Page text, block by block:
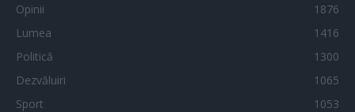
Opinii
1876
Lumea
1416
Politică
1300
Dezvăluiri
1065
Sport
1053